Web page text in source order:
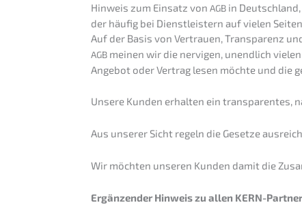
Hinweis zum Einsatz von AGB in
der häufig bei Dienst­leis­tern auf vielen
Auf der Basis von Vertrau­en, Trans­pa­renz
AGB meinen wir die nervi­gen, unend­lich
Angebot oder Vertrag lesen möchte und die
Unsere Kunden erhal­ten ein trans­pa­ren­tes,
Aus unserer Sicht regeln die Geset­ze
Wir möchten unseren Kunden damit die
Ergän­zen­der Hinweis zu allen KERN-